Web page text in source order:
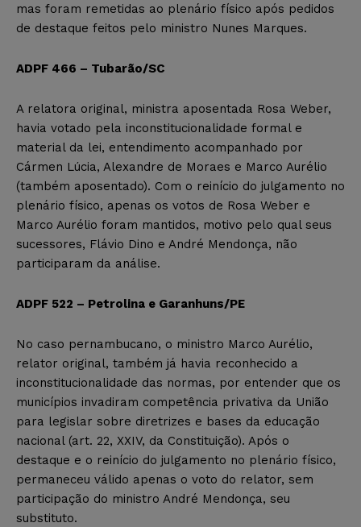
mas foram remetidas ao plenário físico após pedidos
de destaque feitos pelo ministro Nunes Marques.
ADPF 466 – Tubarão/SC
A relatora original, ministra aposentada Rosa Weber,
havia votado pela inconstitucionalidade formal e
material da lei, entendimento acompanhado por
Cármen Lúcia, Alexandre de Moraes e Marco Aurélio
(também aposentado). Com o reinício do julgamento no
plenário físico, apenas os votos de Rosa Weber e
Marco Aurélio foram mantidos, motivo pelo qual seus
sucessores, Flávio Dino e André Mendonça, não
participaram da análise.
ADPF 522 – Petrolina e Garanhuns/PE
No caso pernambucano, o ministro Marco Aurélio,
relator original, também já havia reconhecido a
inconstitucionalidade das normas, por entender que os
municípios invadiram competência privativa da União
para legislar sobre diretrizes e bases da educação
nacional (art. 22, XXIV, da Constituição). Após o
destaque e o reinício do julgamento no plenário físico,
permaneceu válido apenas o voto do relator, sem
participação do ministro André Mendonça, seu
substituto.